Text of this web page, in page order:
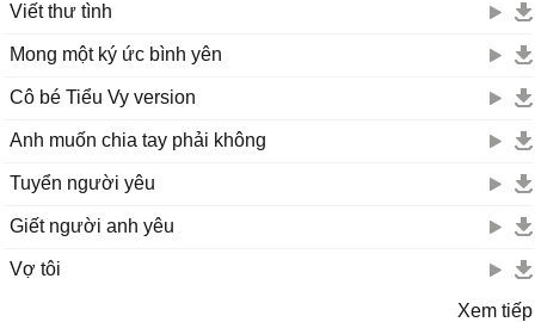
Viết thư tình
Mong một ký ức bình yên
Cô bé Tiểu Vy version
Anh muốn chia tay phải không
Tuyển người yêu
Giết người anh yêu
Vợ tôi
Xem tiếp